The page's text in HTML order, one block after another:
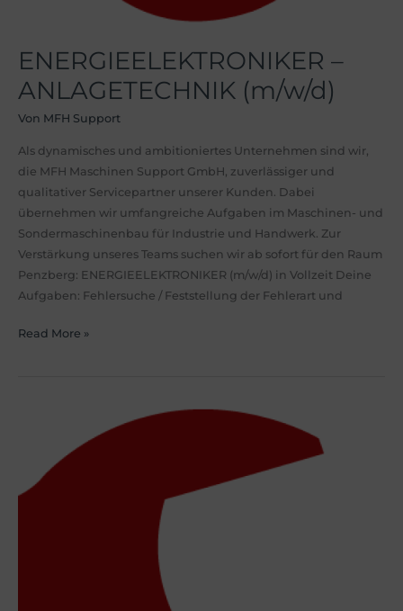
ENERGIEELEKTRONIKER –
ANLAGETECHNIK (m/w/d)
Von MFH Support
Als dynamisches und ambitioniertes Unternehmen sind wir,
die MFH Maschinen Support GmbH, zuverlässiger und
qualitativer Servicepartner unserer Kunden. Dabei
übernehmen wir umfangreiche Aufgaben im Maschinen- und
Sondermaschinenbau für Industrie und Handwerk. Zur
Verstärkung unseres Teams suchen wir ab sofort für den Raum
Penzberg: ENERGIEELEKTRONIKER (m/w/d) in Vollzeit Deine
Aufgaben: Fehlersuche / Feststellung der Fehlerart und
Read More »
INDUSTRIEMECHANIKER
MECHATRONIKER
(m/w/d)